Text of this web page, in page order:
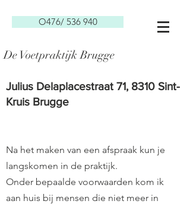
O476/ 536 940
De Voetpraktijk Brugge
Julius Delaplacestraat 71, 8310 Sint-
Kruis Brugge
Na het maken van een afspraak kun je
langskomen in de praktijk.
Onder bepaalde voorwaarden kom ik
aan huis bij mensen die niet meer in